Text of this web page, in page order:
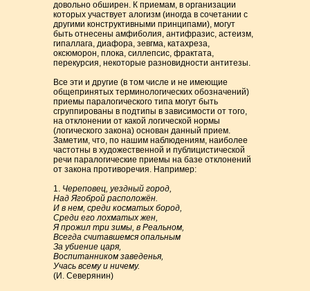
довольно обширен. К приемам, в организации
которых участвует алогизм (иногда в сочетании с
другими конструктивными принципами), могут
быть отнесены амфиболия, антифразис, астеизм,
гипаллага, диафора, зевгма, катахреза,
оксюморон, плока, силлепсис, фрактата,
перекурсия, некоторые разновидности антитезы.
Все эти и другие (в том числе и не имеющие
общепринятых терминологических обозначений)
приемы паралогического типа могут быть
сгруппированы в подтипы в зависимости от того,
на отклонении от какой логической нормы
(логического закона) основан данный прием.
Заметим, что, по нашим наблюдениям, наиболее
частотны в художественной и публицистической
речи паралогические приемы на базе отклонений
от закона противоречия. Например:
1. Череповец, уездный город,
Над Ягоброй расположён.
И в нем, среди косматых бород,
Среди его лохматых жен,
Я прожил три зимы, в Реальном,
Всегда считавшемся опальным
За убиение царя,
Воспитанником заведенья,
Учась всему и ничему.
(И. Северянин)